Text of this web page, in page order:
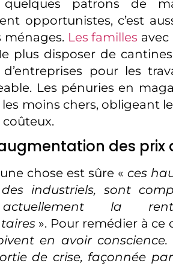
patrons de
opportunistes, c’est
ménages. Les familles
plus disposer de
d’entreprises pour les
Les pénuries en
moins chers, obligeant
des prix
chose est sûre « ces
des industriels, sont
la
». Pour remédier à
en avoir conscience.
de crise, façonnée